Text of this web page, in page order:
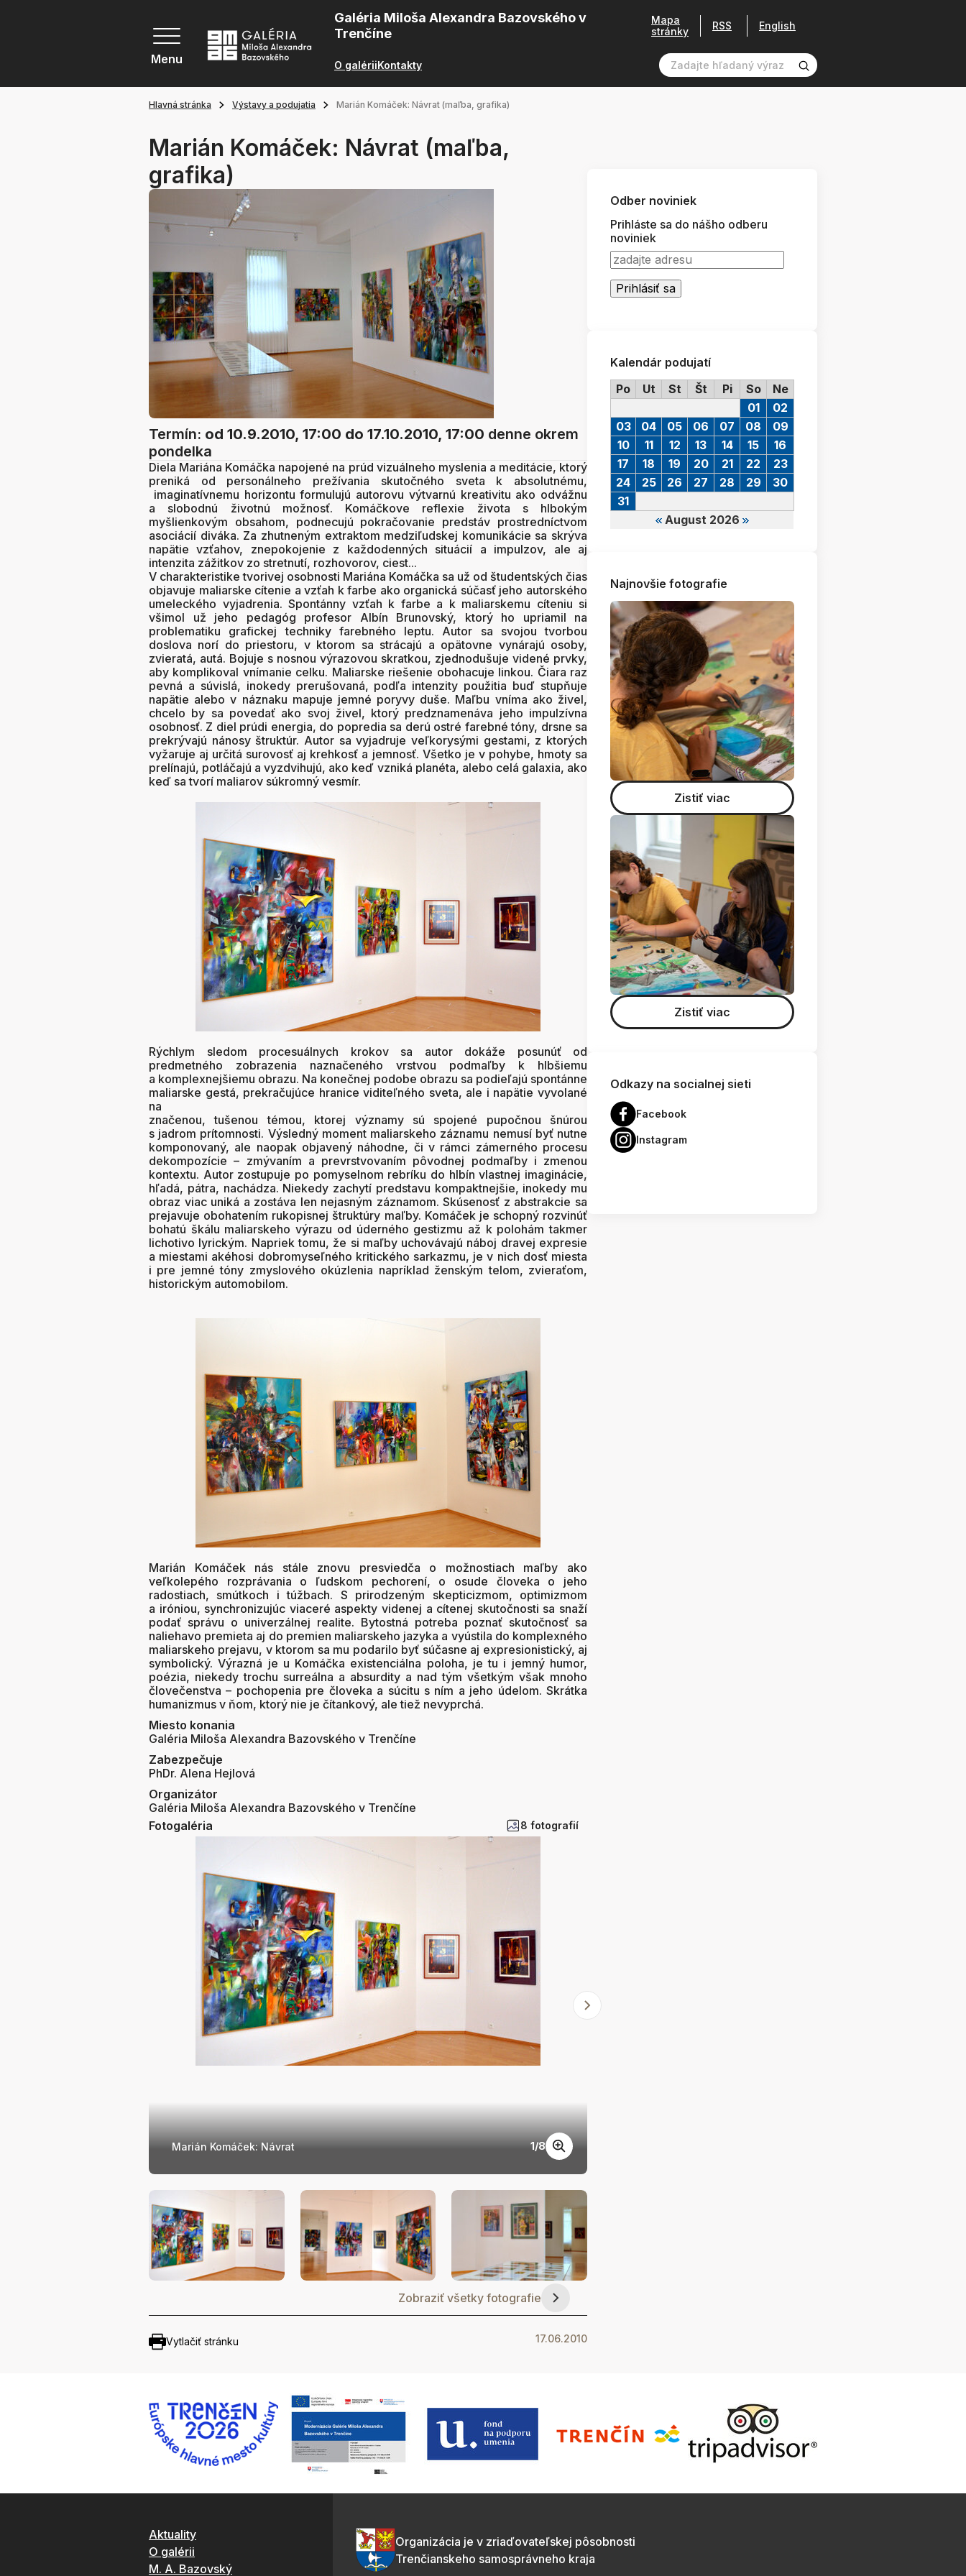
Menu
Galéria Miloša Alexandra Bazovského v
Trenčíne
O galériiKontakty
Mapa
stránky
RSS English
Hlavná stránka Výstavy a podujatia Marián Komáček: Návrat (maľba, grafika)
Marián Komáček: Návrat (maľba,
grafika)
Termín: od 10.9.2010, 17:00 do 17.10.2010, 17:00 denne okrem
pondelka
Diela Mariána Komáčka napojené na prúd vizuálneho myslenia a meditácie, ktorý
preniká od personálneho prežívania skutočného sveta k absolutnému,
imaginatívnemu horizontu formulujú autorovu výtvarnú kreativitu ako odvážnu
a slobodnú životnú možnosť. Komáčkove reflexie života s hlbokým
myšlienkovým obsahom, podnecujú pokračovanie predstáv prostredníctvom
asociácií diváka. Za zhutneným extraktom medziľudskej komunikácie sa skrýva
napätie vzťahov, znepokojenie z každodenných situácií a impulzov, ale aj
intenzita zážitkov zo stretnutí, rozhovorov, ciest...
V charakteristike tvorivej osobnosti Mariána Komáčka sa už od študentských čias
objavuje maliarske cítenie a vzťah k farbe ako organická súčasť jeho autorského
umeleckého vyjadrenia. Spontánny vzťah k farbe a k maliarskemu cíteniu si
všimol už jeho pedagóg profesor Albín Brunovský, ktorý ho upriamil na
problematiku grafickej techniky farebného leptu. Autor sa svojou tvorbou
doslova norí do priestoru, v ktorom sa strácajú a opätovne vynárajú osoby,
zvieratá, autá. Bojuje s nosnou výrazovou skratkou, zjednodušuje videné prvky,
aby komplikoval vnímanie celku. Maliarske riešenie obohacuje linkou. Čiara raz
pevná a súvislá, inokedy prerušovaná, podľa intenzity použitia buď stupňuje
napätie alebo v náznaku mapuje jemné poryvy duše. Maľbu vníma ako živel,
chcelo by sa povedať ako svoj živel, ktorý predznamenáva jeho impulzívna
osobnosť. Z diel prúdi energia, do popredia sa derú ostré farebné tóny, drsne sa
prekrývajú nánosy štruktúr. Autor sa vyjadruje veľkorysými gestami, z ktorých
vyžaruje aj určitá surovosť aj krehkosť a jemnosť. Všetko je v pohybe, hmoty sa
prelínajú, potláčajú a vyzdvihujú, ako keď vzniká planéta, alebo celá galaxia, ako
keď sa tvorí maliarov súkromný vesmír.
Rýchlym sledom procesuálnych krokov sa autor dokáže posunúť od
predmetného zobrazenia naznačeného vrstvou podmaľby k hlbšiemu
a komplexnejšiemu obrazu. Na konečnej podobe obrazu sa podieľajú spontánne
maliarske gestá, prekračujúce hranice viditeľného sveta, ale i napätie vyvolané
na
značenou, tušenou témou, ktorej významy sú spojené pupočnou šnúrou
s jadrom prítomnosti. Výsledný moment maliarskeho záznamu nemusí byť nutne
komponovaný, ale naopak objavený náhodne, či v rámci zámerného procesu
dekompozície – zmývaním a prevrstvovaním pôvodnej podmaľby i zmenou
kontextu. Autor zostupuje po pomyselnom rebríku do hlbín vlastnej imaginácie,
hľadá, pátra, nachádza. Niekedy zachytí predstavu kompaktnejšie, inokedy mu
obraz viac uniká a zostáva len nejasným záznamom. Skúsenosť z abstrakcie sa
prejavuje obohatením rukopisnej štruktúry maľby. Komáček je schopný rozvinúť
bohatú škálu maliarskeho výrazu od úderného gestizmu až k polohám takmer
lichotivo lyrickým. Napriek tomu, že si maľby uchovávajú náboj dravej expresie
a miestami akéhosi dobromyseľného kritického sarkazmu, je v nich dosť miesta
i pre jemné tóny zmyslového okúzlenia napríklad ženským telom, zvieraťom,
historickým automobilom.
Marián Komáček nás stále znovu presviedča o možnostiach maľby ako
veľkolepého rozprávania o ľudskom pechorení, o osude človeka o jeho
radostiach, smútkoch i túžbach. S prirodzeným skepticizmom, optimizmom
a iróniou, synchronizujúc viaceré aspekty videnej a cítenej skutočnosti sa snaží
podať správu o univerzálnej realite. Bytostná potreba poznať skutočnosť sa
naliehavo premieta aj do premien maliarskeho jazyka a vyústila do komplexného
maliarskeho prejavu, v ktorom sa mu podarilo byť súčasne aj expresionistický, aj
symbolický. Výrazná je u Komáčka existenciálna poloha, je tu i jemný humor,
poézia, niekedy trochu surreálna a absurdity a nad tým všetkým však mnoho
človečenstva – pochopenia pre človeka a súcitu s ním a jeho údelom. Skrátka
humanizmus v ňom, ktorý nie je čítankový, ale tiež nevyprchá.
Miesto konania
Galéria Miloša Alexandra Bazovského v Trenčíne
Zabezpečuje
PhDr. Alena Hejlová
Organizátor
Galéria Miloša Alexandra Bazovského v Trenčíne
Fotogaléria
8 fotografií
Marián Komáček: Návrat 1/8
Zobraziť všetky fotografie
Vytlačiť stránku 17.06.2010
Odber noviniek
Prihláste sa do nášho odberu
noviniek
Kalendár podujatí
Po
Ut St Št Pi So Ne
August 2026
01
02
03
04 05 06 07 08
09
10
11 12 13 14 15
16
17
18 19 20 21 22
23
24
25 26 27 28 29
30
31
Najnovšie fotografie
Zistiť viac
Zistiť viac
Odkazy na socialnej sieti
Facebook
Instagram
Aktuality
O galérii
M. A. Bazovský
Organizácia je v zriaďovateľskej pôsobnosti
Trenčianskeho samosprávneho kraja